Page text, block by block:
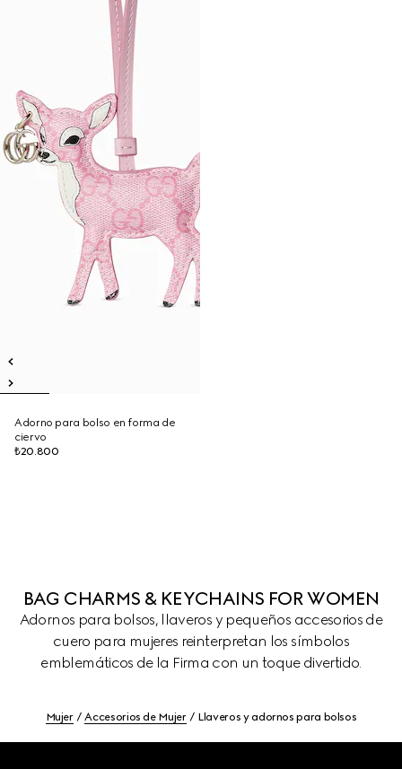
Adorno para bolso en forma de
ciervo
₺20.800
BAG CHARMS & KEYCHAINS FOR WOMEN
Adornos para bolsos, llaveros y pequeños accesorios de
cuero para mujeres reinterpretan los símbolos
emblemáticos de la Firma con un toque divertido.
Mujer Accesorios de Mujer Llaveros y adornos para bolsos